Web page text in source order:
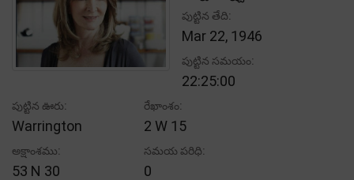
పుట్టిన తేది:
Mar 22, 1946
పుట్టిన సమయం:
22:25:00
పుట్టిన ఊరు:
Warrington
రేఖాంశం:
2 W 15
అక్షాంశము:
53 N 30
సమయ పరిధి:
0